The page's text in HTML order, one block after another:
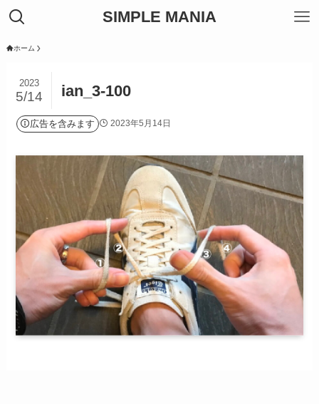
SIMPLE MANIA
ホーム
ian_3-100
2023
5/14
広告を含みます 2023年5月14日